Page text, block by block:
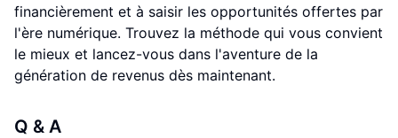
financièrement et à saisir les opportunités offertes par
l'ère numérique. Trouvez la méthode qui vous convient
le mieux et lancez-vous dans l'aventure de la
génération de revenus dès maintenant.
Q & A